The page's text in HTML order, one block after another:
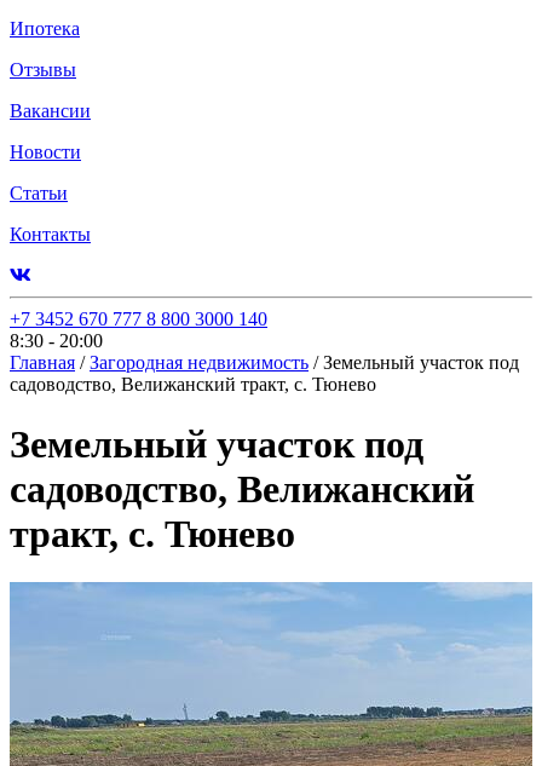
Ипотека
Отзывы
Вакансии
Новости
Статьи
Контакты
+7 3452 670 777 8 800 3000 140
8:30 - 20:00
Главная / Загородная недвижимость / Земельный участок под
садоводство, Велижанский тракт, с. Тюнево
Земельный участок под
садоводство, Велижанский
тракт, с. Тюнево